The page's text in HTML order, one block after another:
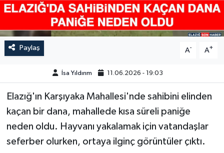
Paylaş A- A+
İsa Yıldırım 11.06.2026 - 19:03
Elazığ'ın Karşıyaka Mahallesi'nde sahibini elinden
kaçan bir dana, mahallede kısa süreli paniğe
neden oldu. Hayvanı yakalamak için vatandaşlar
seferber olurken, ortaya ilginç görüntüler çıktı.
KÜLTÜR-SANAT
MAGAZİN
MEDYA
ÖZEL HABER
POLİTİKA
SAĞLIK